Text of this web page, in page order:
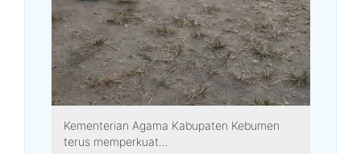
Kementerian Agama Kabupaten Kebumen
terus memperkuat...